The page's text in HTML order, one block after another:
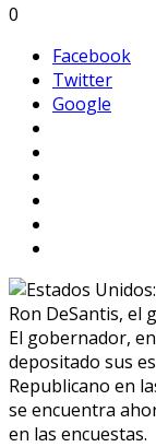
0
Facebook
Twitter
Google
El gobernador,
depositado sus
Republicano en
se encuentra
en las encuestas.